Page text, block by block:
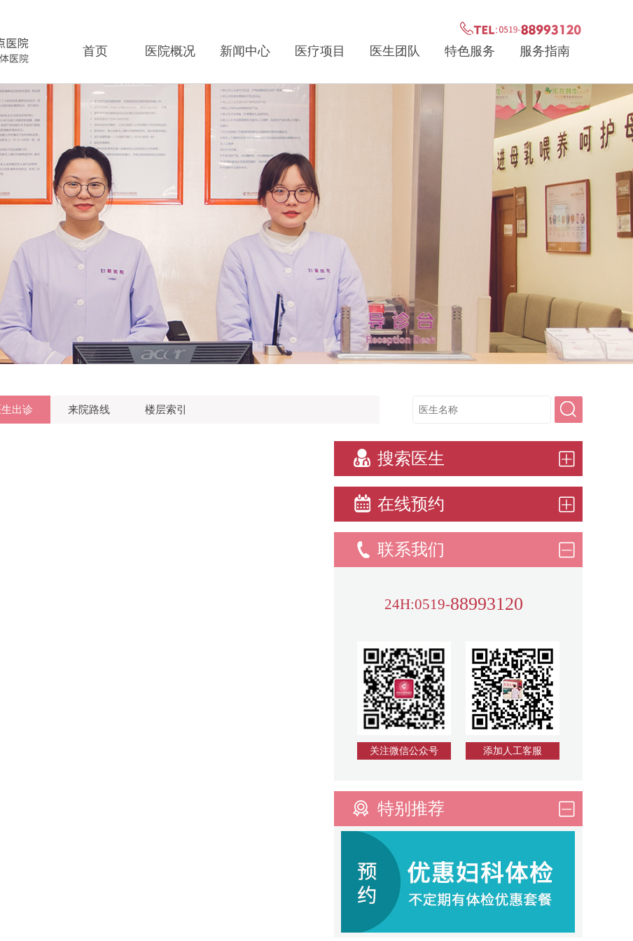
首页 医院概况 新闻中心 医疗项目 医生团队 特色服务 服务指南
生出诊 来院路线 楼层索引
搜索医生
在线预约
联系我们
24H:0519-88993120
关注微信公众号 添加人工客服
特别推荐